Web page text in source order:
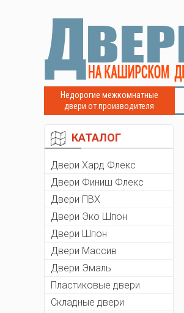
Недорогие межкомнатные
двери от производителя
КАТАЛОГ
Двери Хард Флекс
Двери Финиш Флекс
Двери ПВХ
Двери Эко Шпон
Двери Шпон
Двери Массив
Двери Эмаль
Пластиковые двери
Складные двери